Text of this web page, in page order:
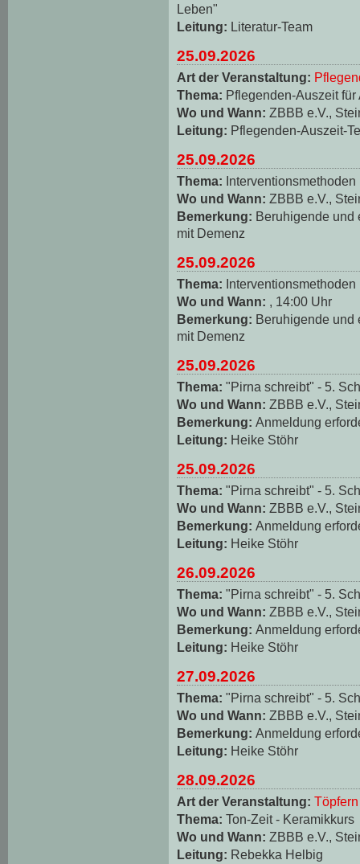
Leben"
Leitung: Literatur-Team
25.09.2026
Art der Veranstaltung:
Thema: Pflegenden-Auszeit
Wo und Wann: ZBBB e.V.,
Leitung: Pflegenden-Auszeit-
25.09.2026
Thema:
Wo und Wann: ZBBB e.V.,
Bemerkung: Beruhigende und
mit Demenz
25.09.2026
Thema:
Wo und Wann:
, 14:00 Uhr
Bemerkung: Beruhigende und
mit Demenz
25.09.2026
Thema: "Pirna schreibt" - 5.
Wo und Wann: ZBBB e.V.,
Bemerkung: Anmeldung
Leitung: Heike Stöhr
25.09.2026
Thema: "Pirna schreibt" - 5.
Wo und Wann: ZBBB e.V.,
Bemerkung: Anmeldung
Leitung: Heike Stöhr
26.09.2026
Thema: "Pirna schreibt" - 5.
Wo und Wann: ZBBB e.V.,
Bemerkung: Anmeldung
Leitung: Heike Stöhr
27.09.2026
Thema: "Pirna schreibt" - 5.
Wo und Wann: ZBBB e.V.,
Bemerkung: Anmeldung
Leitung: Heike Stöhr
28.09.2026
Art der Veranstaltung: Töpfern
Thema: Ton-Zeit - Keramikkurs
Wo und Wann: ZBBB e.V.,
Leitung: Rebekka Helbig